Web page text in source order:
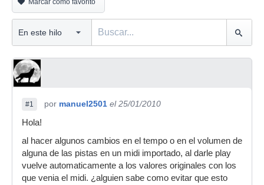
Marcar como favorito
#1 por manuel2501 el 25/01/2010
Hola!
al hacer algunos cambios en el tempo o en el volumen de
alguna de las pistas en un midi importado, al darle play
vuelve automaticamente a los valores originales con los
que venia el midi. ¿alguien sabe como evitar que esto